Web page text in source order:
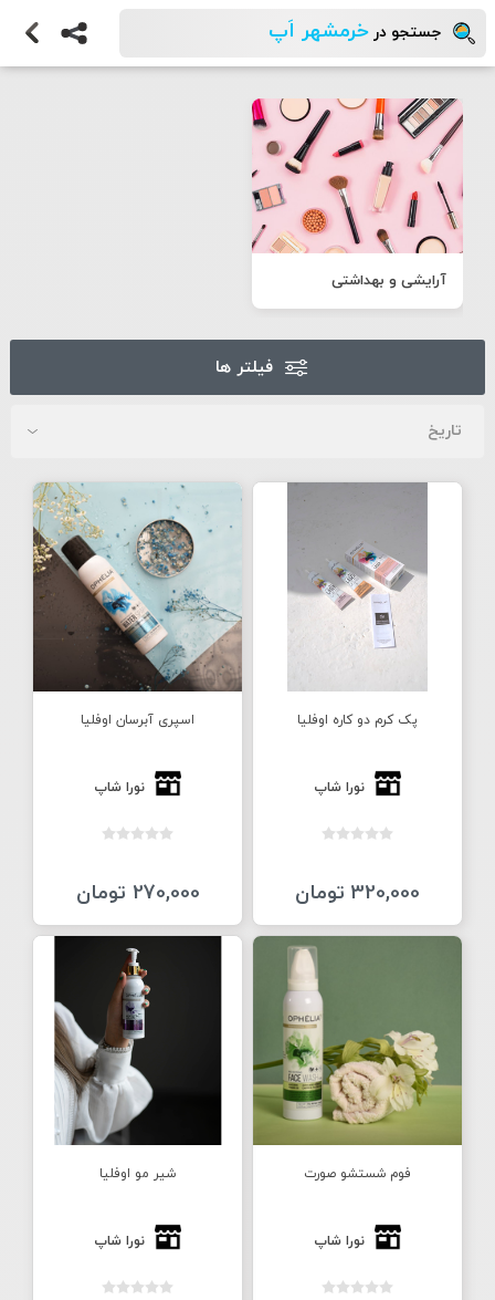
جستجو در خرمشهر اَپ
آرایشی و بهداشتی
فیلتر ها
پک کرم دو کاره اوفلیا
نورا شاپ
320,000 تومان
اسپری آبرسان اوفلیا
نورا شاپ
270,000 تومان
فوم شستشو صورت
نورا شاپ
شیر مو اوفلیا
نورا شاپ